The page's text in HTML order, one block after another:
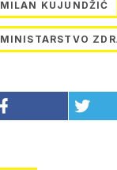
MILAN KUJUNDŽIĆ
MINISTARSTVO